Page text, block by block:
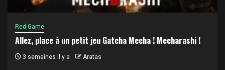
Red-Game
Allez, place à un petit jeu Gatcha Mecha ! Mecharashi !
3 semaines il y a Aratas